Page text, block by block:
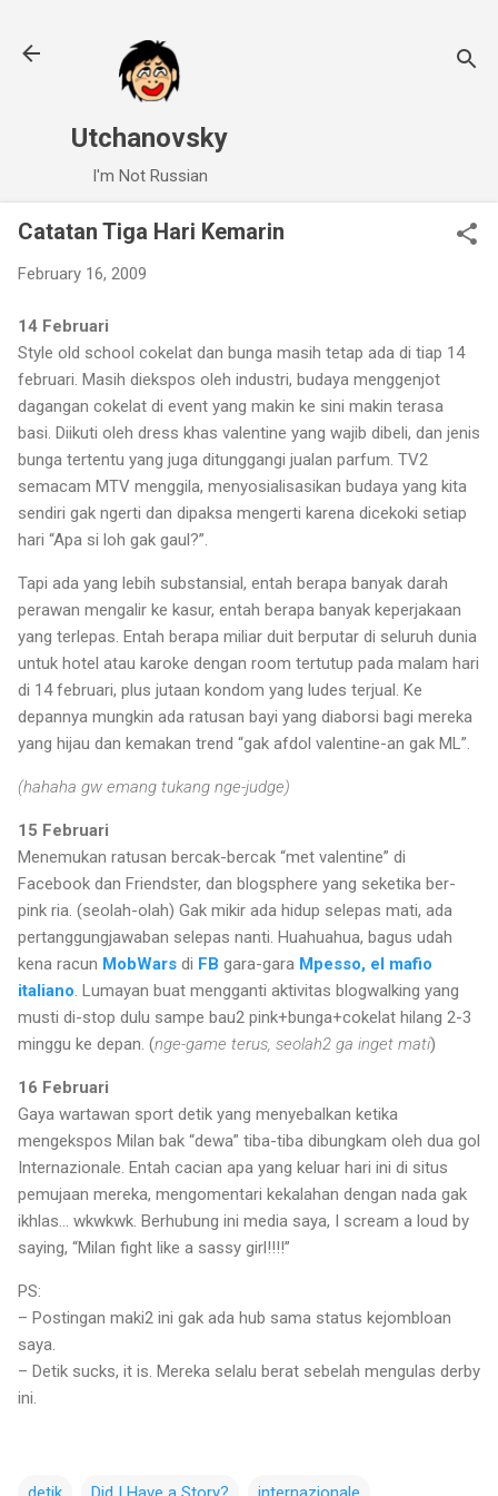
Utchanovsky
I'm Not Russian
Catatan Tiga Hari Kemarin
February 16, 2009
14 Februari
Style old school cokelat dan bunga masih tetap ada di tiap 14
februari. Masih diekspos oleh industri, budaya menggenjot
dagangan cokelat di event yang makin ke sini makin terasa
basi. Diikuti oleh dress khas valentine yang wajib dibeli, dan jenis
bunga tertentu yang juga ditunggangi jualan parfum. TV2
semacam MTV menggila, menyosialisasikan budaya yang kita
sendiri gak ngerti dan dipaksa mengerti karena dicekoki setiap
hari “Apa si loh gak gaul?”.
Tapi ada yang lebih substansial, entah berapa banyak darah
perawan mengalir ke kasur, entah berapa banyak keperjakaan
yang terlepas. Entah berapa miliar duit berputar di seluruh dunia
untuk hotel atau karoke dengan room tertutup pada malam hari
di 14 februari, plus jutaan kondom yang ludes terjual. Ke
depannya mungkin ada ratusan bayi yang diaborsi bagi mereka
yang hijau dan kemakan trend “gak afdol valentine-an gak ML”.
(hahaha gw emang tukang nge-judge)
15 Februari
Menemukan ratusan bercak-bercak “met valentine” di
Facebook dan Friendster, dan blogsphere yang seketika ber-
pink ria. (seolah-olah) Gak mikir ada hidup selepas mati, ada
pertanggungjawaban selepas nanti. Huahuahua, bagus udah
kena racun MobWars di FB gara-gara Mpesso, el mafio
italiano. Lumayan buat mengganti aktivitas blogwalking yang
musti di-stop dulu sampe bau2 pink+bunga+cokelat hilang 2-3
minggu ke depan. (nge-game terus, seolah2 ga inget mati)
16 Februari
Gaya wartawan sport detik yang menyebalkan ketika
mengekspos Milan bak “dewa” tiba-tiba dibungkam oleh dua gol
Internazionale. Entah cacian apa yang keluar hari ini di situs
pemujaan mereka, mengomentari kekalahan dengan nada gak
ikhlas… wkwkwk. Berhubung ini media saya, I scream a loud by
saying, “Milan fight like a sassy girl!!!!”
PS:
– Postingan maki2 ini gak ada hub sama status kejombloan
saya.
– Detik sucks, it is. Mereka selalu berat sebelah mengulas derby
ini.